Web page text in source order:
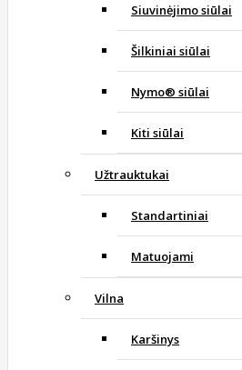
Siuvinėjimo siūlai
Šilkiniai siūlai
Nymo® siūlai
Kiti siūlai
Užtrauktukai
Standartiniai
Matuojami
Vilna
Karšinys